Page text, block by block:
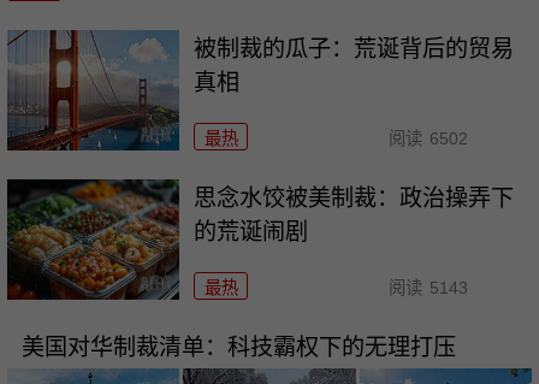
被制裁的瓜子：荒诞背后的贸易
真相
最热 阅读 6502
思念水饺被美制裁：政治操弄下
的荒诞闹剧
最热 阅读 5143
美国对华制裁清单：科技霸权下的无理打压